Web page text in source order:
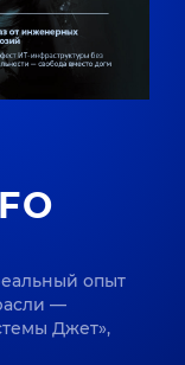
опыт
—
Джет»,